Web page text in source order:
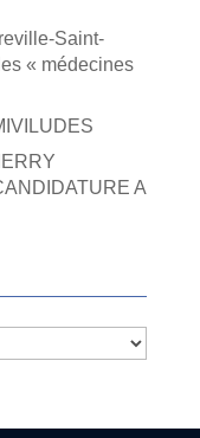
Saint-
« médecines
A